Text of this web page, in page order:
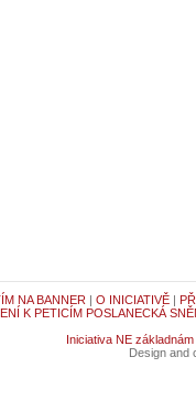
NA BANNER | O INICIATIVĚ|
K PETICÍM POSLANECKÁ
Iniciativa NE základnám
Design and